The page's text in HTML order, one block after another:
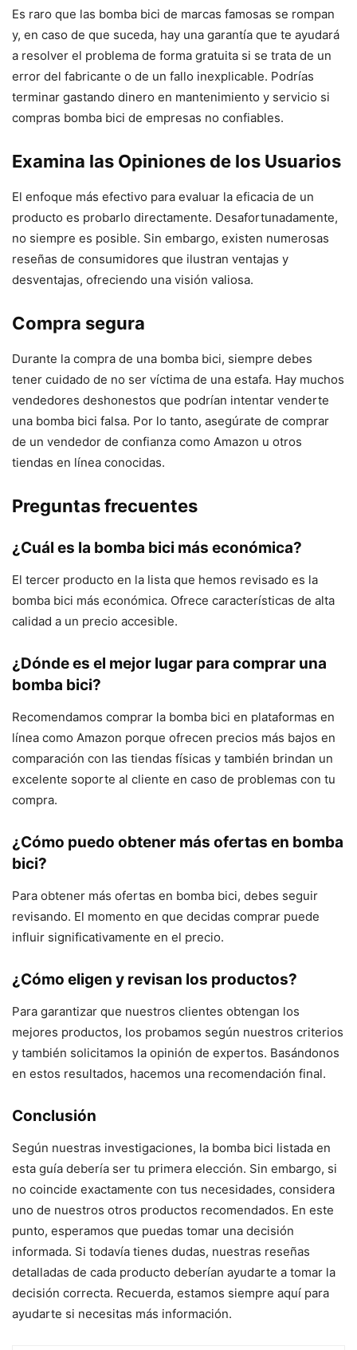
Es raro que las bomba bici de marcas famosas se rompan
y, en caso de que suceda, hay una garantía que te ayudará
a resolver el problema de forma gratuita si se trata de un
error del fabricante o de un fallo inexplicable. Podrías
terminar gastando dinero en mantenimiento y servicio si
compras bomba bici de empresas no confiables.
Examina las Opiniones de los Usuarios
El enfoque más efectivo para evaluar la eficacia de un
producto es probarlo directamente. Desafortunadamente,
no siempre es posible. Sin embargo, existen numerosas
reseñas de consumidores que ilustran ventajas y
desventajas, ofreciendo una visión valiosa.
Compra segura
Durante la compra de una bomba bici, siempre debes
tener cuidado de no ser víctima de una estafa. Hay muchos
vendedores deshonestos que podrían intentar venderte
una bomba bici falsa. Por lo tanto, asegúrate de comprar
de un vendedor de confianza como Amazon u otros
tiendas en línea conocidas.
Preguntas frecuentes
¿Cuál es la bomba bici más económica?
El tercer producto en la lista que hemos revisado es la
bomba bici más económica. Ofrece características de alta
calidad a un precio accesible.
¿Dónde es el mejor lugar para comprar una
bomba bici?
Recomendamos comprar la bomba bici en plataformas en
línea como Amazon porque ofrecen precios más bajos en
comparación con las tiendas físicas y también brindan un
excelente soporte al cliente en caso de problemas con tu
compra.
¿Cómo puedo obtener más ofertas en bomba
bici?
Para obtener más ofertas en bomba bici, debes seguir
revisando. El momento en que decidas comprar puede
influir significativamente en el precio.
¿Cómo eligen y revisan los productos?
Para garantizar que nuestros clientes obtengan los
mejores productos, los probamos según nuestros criterios
y también solicitamos la opinión de expertos. Basándonos
en estos resultados, hacemos una recomendación final.
Conclusión
Según nuestras investigaciones, la bomba bici listada en
esta guía debería ser tu primera elección. Sin embargo, si
no coincide exactamente con tus necesidades, considera
uno de nuestros otros productos recomendados. En este
punto, esperamos que puedas tomar una decisión
informada. Si todavía tienes dudas, nuestras reseñas
detalladas de cada producto deberían ayudarte a tomar la
decisión correcta. Recuerda, estamos siempre aquí para
ayudarte si necesitas más información.